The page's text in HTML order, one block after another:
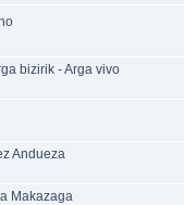
bizirik - Arga vivo
Andueza
Makazaga